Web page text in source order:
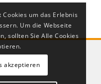
um das Erlebnis
Um die Webseite
sollten Sie Alle Cookies
akzeptieren